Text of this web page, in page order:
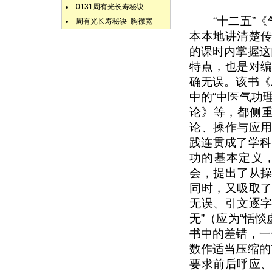
0131周有光长寿秘诀
周有光长寿秘诀 胸襟宽
“十二五”《
本本地讲清楚
的课时内掌握
特点，也是对
确无误。该书
中的“中医气功
论》等，都侧
论、操作与应
践连贯成了学
功的基本定义
会，提出了从
同时，又吸取
无误、引文逐
无”（应为“恬惔
书中的差错，
数作适当压缩
要求前后呼应